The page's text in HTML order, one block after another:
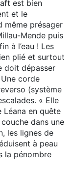
est bien
et le
même présager
Mende puis
à l’eau ! Les
plié et surtout
doit dépasser
corde
(système
« Elle
en quête
dans une
les lignes de
à peau
la pénombre